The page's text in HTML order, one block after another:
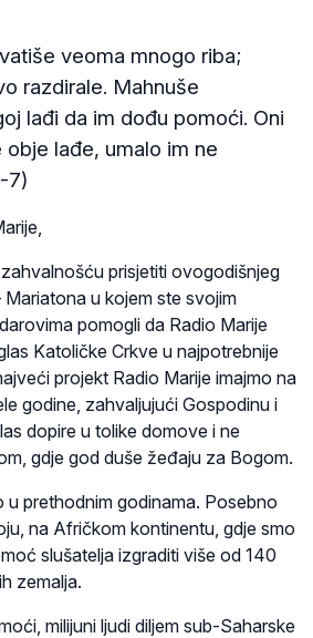
veoma mnogo riba;
razdirale. Mahnuše
lađi da im dođu pomoći. Oni
lađe, umalo im ne
7)
prisjetiti ovogodišnjeg
u kojem ste svojim
pomogli da Radio Marije
Katoličke Crkve u najpotrebnije
projekt Radio Marije imajmo na
godine, zahvaljujući Gospodinu i
dopire u tolike domove i ne
gdje god duše žeđaju za Bogom.
u prethodnim godinama. Posebno
na Afričkom kontinentu, gdje smo
slušatelja izgraditi više od 140
zemalja.
milijuni ljudi diljem sub-Saharske